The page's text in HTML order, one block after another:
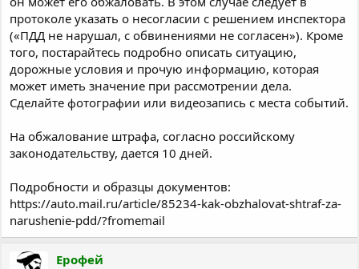
протоколе указать о несогласии с решением инспектора
(«ПДД не нарушал, с обвинениями не согласен»). Кроме
того, постарайтесь подробно описать ситуацию,
дорожные условия и прочую информацию, которая
может иметь значение при рассмотрении дела.
Сделайте фотографии или видеозапись с места событий.
На обжалование штрафа, согласно российскому
законодательству, дается 10 дней.
Подробности и образцы документов:
https://auto.mail.ru/article/85234-kak-obzhalovat-shtraf-za-
narushenie-pdd/?fromemail
Ерофей